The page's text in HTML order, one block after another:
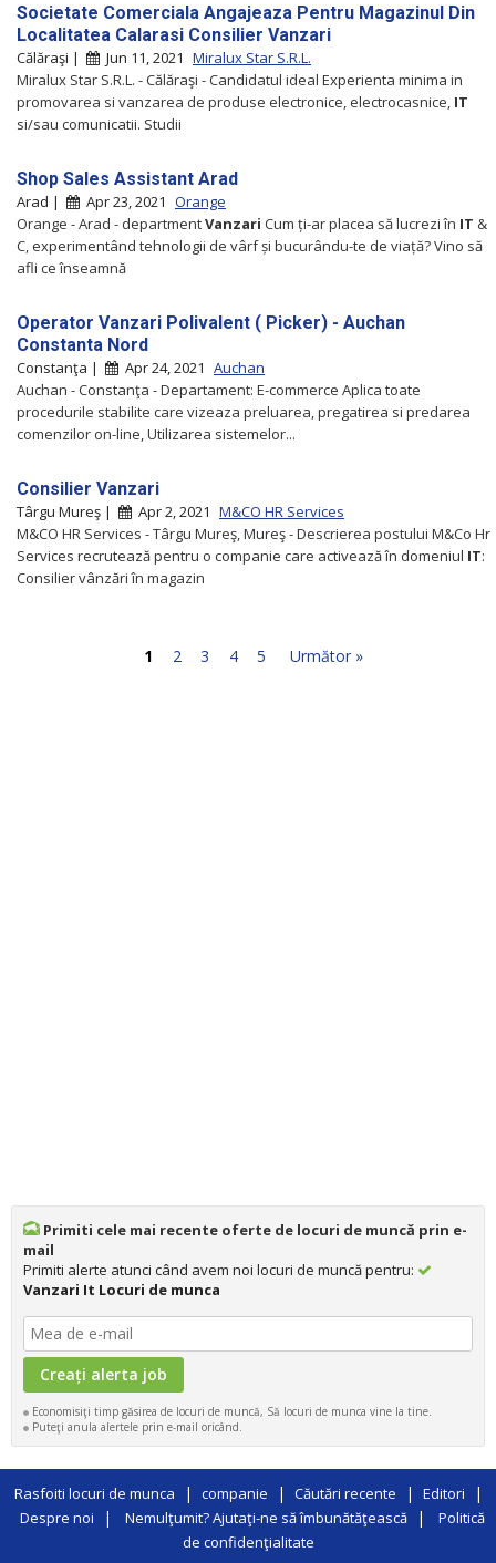
Societate Comerciala Angajeaza Pentru Magazinul Din
Localitatea Calarasi Consilier Vanzari
Călăraşi | Jun 11, 2021 Miralux Star S.R.L.
Miralux Star S.R.L. - Călăraşi - Candidatul ideal Experienta minima in
promovarea si vanzarea dе produse electronice, electrocasnice, IT
si/sau comunicatii. Studii
Shop Sales Assistant Arad
Arad | Apr 23, 2021 Orange
Orange - Arad - departmentVanzari Cum ți-ar placea să lucrezi în IT &
C, experimentând tehnologii de vârf și bucurându-te de viață? Vino să
afli ce înseamnă
Operator Vanzari Polivalent ( Picker) - Auchan
Constanta Nord
Constanţa | Apr 24, 2021 Auchan
Auchan - Constanţa - Departament: E-commerce Aplica toate
procedurile stabilite care vizeaza preluarea, pregatirea si predarea
comenzilor on-line, Utilizarea sistemelor...
Consilier Vanzari
Târgu Mureş | Apr 2, 2021 M&CO HR Services
M&CO HR Services - Târgu Mureş, Mureş - Descrierea postului M&Co Hr
Services recrutează pentru o companie care activează în domeniul IT:
Consilier vânzări în magazin
1 2 3 4 5 Următor »
Primiti cele mai recente oferte de locuri de muncă prin e-
mail
Primiti alerte atunci când avem noi locuri de muncă pentru:
Vanzari It Locuri de munca
Economisiţi timp găsirea de locuri de muncă, Să locuri de munca vine la tine.
Puteţi anula alertele prin e-mail oricând.
Rasfoiti locuri de munca | companie | Căutări recente | Editori |
Despre noi | Nemulţumit? Ajutaţi-ne să îmbunătăţească |
Politică
de confidenţialitate